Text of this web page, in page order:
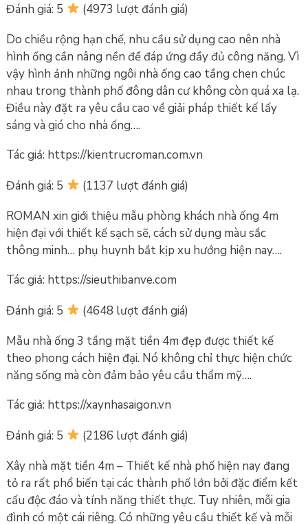
Đánh giá: 5
(4973 lượt đánh giá)
Do chiều rộng hạn chế, nhu cầu sử dụng cao nên nhà
hình ống cần nâng nền để đáp ứng đầy đủ công năng. Vì
vậy hình ảnh những ngôi nhà ống cao tầng chen chúc
nhau trong thành phố đông dân cư không còn quá xa lạ.
Điều này đặt ra yêu cầu cao về giải pháp thiết kế lấy
sáng và gió cho nhà ống….
Tác giả: https://kientrucroman.com.vn
Đánh giá: 5
(1137 lượt đánh giá)
ROMAN xin giới thiệu mẫu phòng khách nhà ống 4m
hiện đại với thiết kế sạch sẽ, cách sử dụng màu sắc
thông minh… phụ huynh bắt kịp xu hướng hiện nay….
Tác giả: https://sieuthibanve.com
Đánh giá: 5
(4648 lượt đánh giá)
Mẫu nhà ống 3 tầng mặt tiền 4m đẹp được thiết kế
theo phong cách hiện đại. Nó không chỉ thực hiện chức
năng sống mà còn đảm bảo yêu cầu thẩm mỹ….
Tác giả: https://xaynhasaigon.vn
Đánh giá: 5
(2186 lượt đánh giá)
Xây nhà mặt tiền 4m – Thiết kế nhà phố hiện nay đang
tỏ ra rất phổ biến tại các thành phố lớn bởi đặc điểm kết
cấu độc đáo và tính năng thiết thực. Tuy nhiên, mỗi gia
đình có một cái riêng. Có những yêu cầu thiết kế và mỗi